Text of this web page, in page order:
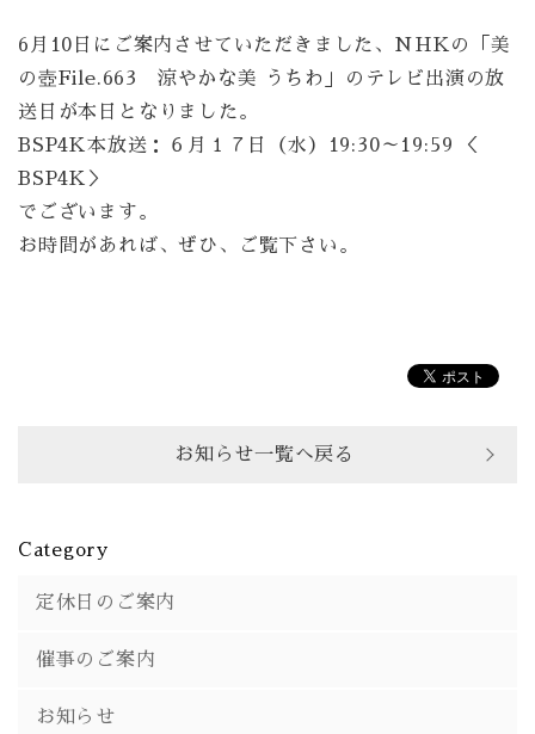
6月10日にご案内させていただきました、
NHKの「美
の壺File.663 涼やかな美 うちわ」の テレビ出演の放
送日が本日となりました。
BSP4K本放送：６月１７日（水）19:30～19:59 ＜
BSP4K＞
でございます。
お時間があれば、ぜひ、ご覧下さい。
お知らせ一覧へ戻る
Category
定休日のご案内
催事のご案内
お知らせ